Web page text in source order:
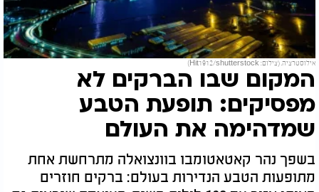
אילוסטרציה. (צילום: Hit1912/shutterstock)
המקום שבו הברקים לא
מפסיקים: תופעת הטבע
שמדהימה את העולם
בשפך נהר קאטאטומבו בוונצואלה מתרחשת אחת
מתופעות הטבע הנדירות בעולם: ברקים חוזרים